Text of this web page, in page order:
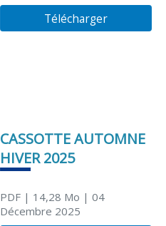
Télécharger
CASSOTTE AUTOMNE
HIVER 2025
PDF| 14,28 Mo | 04
Décembre 2025